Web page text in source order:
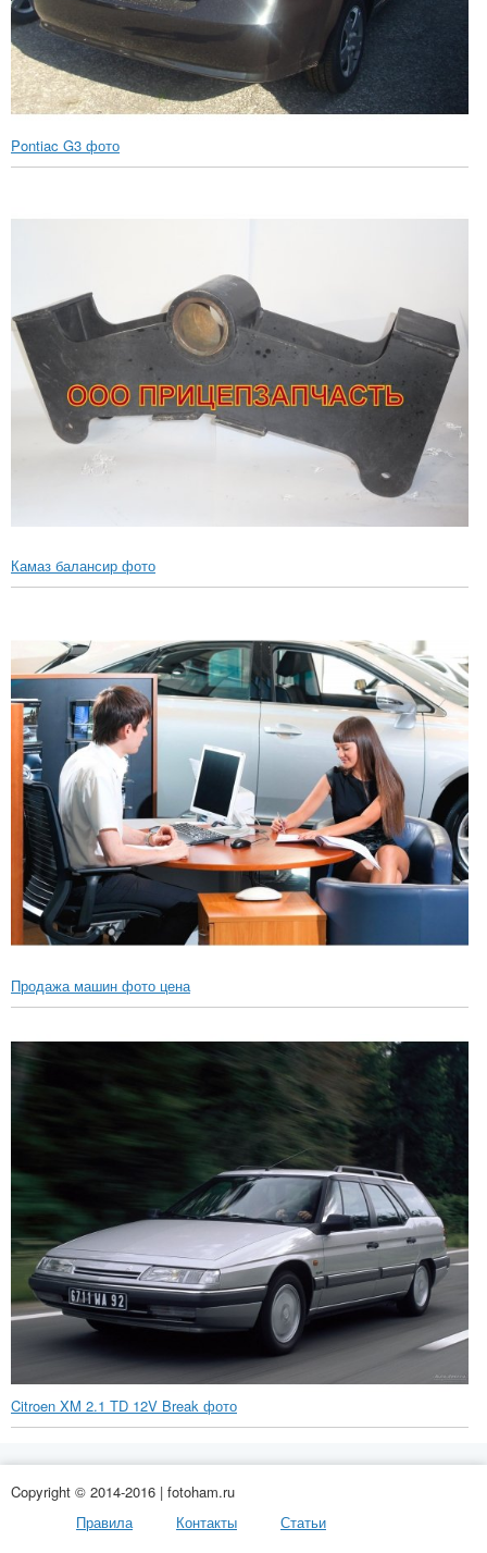
Pontiac G3 фото
Камаз балансир фото
Продажа машин фото цена
Citroen XM 2.1 TD 12V Break фото
Copyright © 2014-2016 | fotoham.ru
Правила
Контакты Статьи